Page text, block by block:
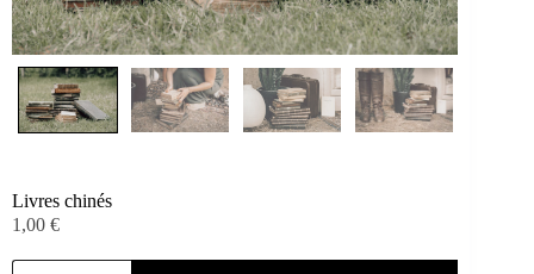
Livres chinés
1,00 €
quantité